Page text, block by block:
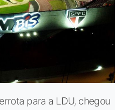
para a LDU, chegou